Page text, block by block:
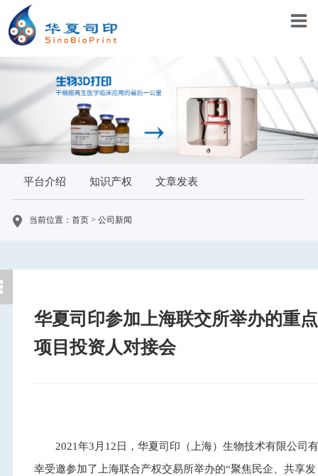
平台介绍 知识产权 文章发表
当前位置：首页 > 公司新闻
华夏司印参加上海联交所举办的重点
项目投资人对接会
2021年3月12日，华夏司印（上海）生物技术有限公司有
幸受邀参加了上海联合产权交易所举办的“聚焦民企、共享发